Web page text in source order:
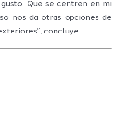
Que se centren en mi
nos da otras opciones de
concluye.